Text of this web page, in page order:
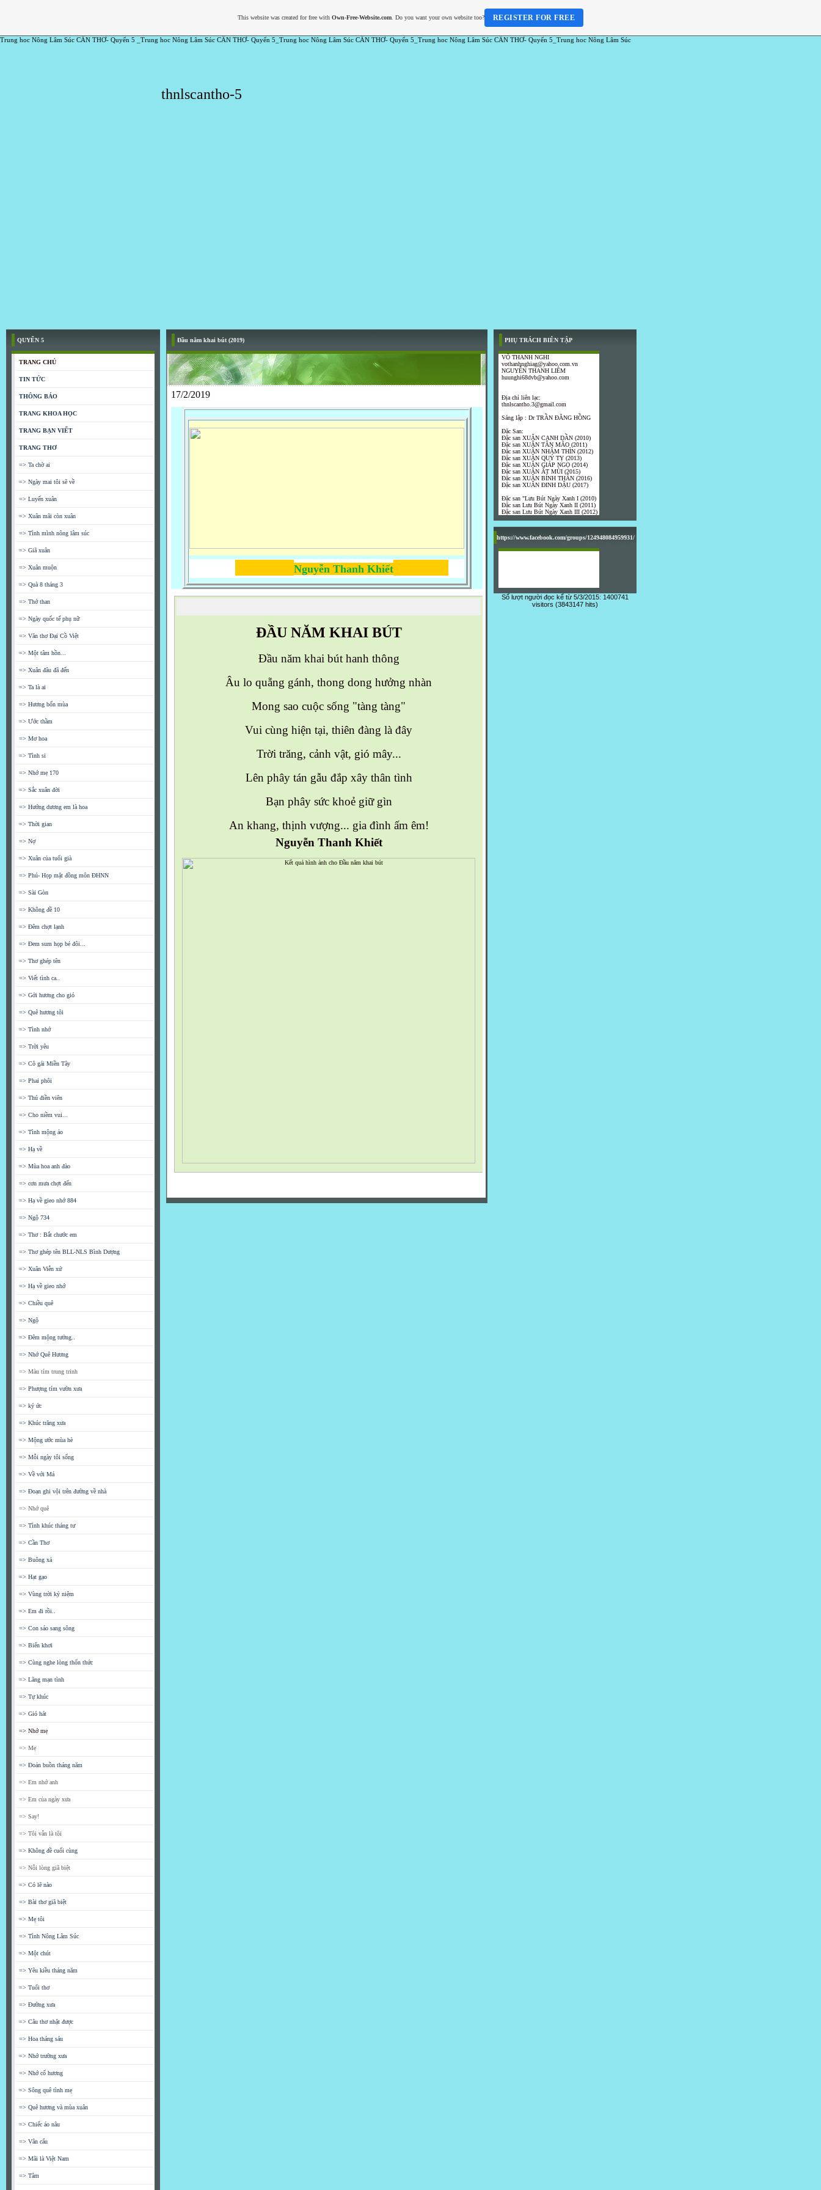
Trung hoc Nông Lâm Súc CẦN THƠ- Quyển 5 _Trung hoc Nông Lâm Súc CẦN THƠ- Quyển 5_Trung hoc Nông Lâm Súc CẦN THƠ- Quyển 5_Trung hoc Nông Lâm Súc CẦN THƠ- Quyển 5_Trung hoc Nông Lâm Súc
thnlscantho-5
QUYỂN 5
TRANG CHỦ
TIN TỨC
THÔNG BÁO
TRANG KHOA HỌC
TRANG BẠN VIẾT
TRANG THƠ
=> Ta chờ ai
=> Ngày mai tôi sẽ về
=> Luyến xuân
=> Xuân mãi còn xuân
=> Tình mình nông lâm súc
=> Giã xuân
=> Xuân muộn
=> Quà 8 tháng 3
=> Thở than
=> Ngày quốc tế phụ nữ
=> Văn thơ Đại Cồ Việt
=> Một tâm hồn...
=> Xuân đâu đã đến
=> Ta là ai
=> Hương bốn mùa
=> Ước thầm
=> Mơ hoa
=> Tình si
=> Nhớ mẹ 170
=> Sắc xuân đời
=> Hướng dương em là hoa
=> Thời gian
=> Nợ
=> Xuân của tuổi già
=> Phú- Họp mặt đồng môn ĐHNN
=> Sài Gòn
=> Không đề 10
=> Đêm chợt lạnh
=> Đem sum họp bẻ đôi...
=> Thơ ghép tên
=> Viết tình ca..
=> Gởi hương cho gió
=> Quê hương tôi
=> Tình nhớ
=> Trời yêu
=> Cô gái Miền Tây
=> Phai phôi
=> Thú điền viên
=> Cho niềm vui...
=> Tình mộng ảo
=> Hạ về
=> Mùa hoa anh đào
=> cơn mưa chợt đến
=> Hạ về gieo nhớ 884
=> Ngộ 734
=> Thơ : Bắt chước em
=> Thơ ghép tên BLL-NLS Bình Dượng
=> Xuân Viễn xứ
=> Hạ về gieo nhớ
=> Chiều quê
=> Ngộ
=> Đêm mộng tưởng..
=> Nhớ Quê Hương
=> Màu tím trung trinh
=> Phượng tím vườn xưa
=> ký ức
=> Khúc trăng xưa
=> Mộng ước mùa hè
=> Mỗi ngày tôi sống
=> Về với Má
=> Đoạn ghi vội trên đường về nhà
=> Nhớ quê
=> Tình khúc tháng tư
=> Cần Thơ
=> Buông xả
=> Hạt gạo
=> Vùng trời kỷ niệm
=> Em đi rồi..
=> Con sáo sang sông
=> Biển khơi
=> Cùng nghe lòng thổn thức
=> Lãng mạn tình
=> Tự khúc
=> Gió hát
=> Nhớ mẹ
=> Mẹ
=> Đoản buồn tháng năm
=> Em nhớ anh
=> Em của ngày xưa
=> Say!
=> Tôi vẫn là tôi
=> Không đề cuối cùng
=> Nỗi lòng giã biệt
=> Có lẽ nào
=> Bài thơ giã biệt
=> Mẹ tôi
=> Tình Nông Lâm Súc
=> Một chút
=> Yêu kiều tháng năm
=> Tuổi thơ
=> Đường xưa
=> Câu thơ nhặt được
=> Hoa tháng sáu
=> Nhớ trường xưa
=> Nhớ cố hương
=> Sông quê tình mẹ
=> Quê hương và mùa xuân
=> Chiếc áo nâu
=> Vân cẩu
=> Mãi là Việt Nam
=> Tâm
Đầu năm khai bút (2019)
17/2/2019
Nguyễn Thanh Khiết
ĐẦU NĂM KHAI BÚT
Đầu năm khai bút hanh thông
Âu lo quẵng gánh, thong dong hưởng nhàn
Mong sao cuộc sống "tàng tàng"
Vui cùng hiện tại, thiên đàng là đây
Trời trăng, cảnh vật, gió mây...
Lên phây tán gẫu đắp xây thân tình
Bạn phây sức khoẻ giữ gìn
An khang, thịnh vượng... gia đình ấm êm!
Nguyễn Thanh Khiết
PHỤ TRÁCH BIÊN TẬP
VÕ THANH NGHI
vothanhnghiag@yahoo.com.vn
NGUYỄN THANH LIÊM
huunghi68dvb@yahoo.com
Địa chỉ liên lạc:
thnlscantho.3@gmail.com
Sáng lập : Dr TRẦN ĐĂNG HỒNG
Đặc San:
Đặc san XUÂN CANH DẦN (2010)
Đặc san XUÂN TÂN MÃO (2011)
Đặc san XUÂN NHÂM THÌN (2012)
Đặc san XUÂN QUÝ TỴ (2013)
Đặc san XUÂN GIÁP NGỌ (2014)
Đặc san XUÂN ẤT MÙI (2015)
Đặc san XUÂN BÍNH THÂN (2016)
Đặc san XUÂN ĐINH DẬU (2017)
Đặc san "Lưu Bút Ngày Xanh I (2010)
Đặc san Lưu Bút Ngày Xanh II (2011)
Đặc san Lưu Bút Ngày Xanh III (2012)
https://www.facebook.com/groups/124948084959931/
Số lượt người đọc kể từ 5/3/2015: 1400741
visitors (3843147 hits)
This website was created for free with Own-Free-Website.com. Do you want your own website too? REGISTER FOR FREE